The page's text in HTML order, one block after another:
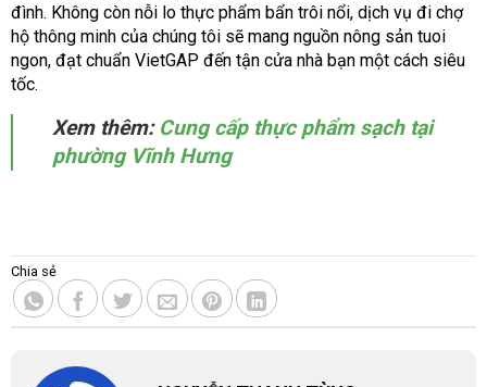
đình. Không còn nỗi lo thực phẩm bẩn trôi nổi, dịch vụ đi chợ
hộ thông minh của chúng tôi sẽ mang nguồn nông sản tuoi
ngon, đạt chuẩn VietGAP đến tận cửa nhà bạn một cách siêu
tốc.
Xem thêm: Cung cấp thực phẩm sạch tại
phường Vĩnh Hưng
Chia sẻ